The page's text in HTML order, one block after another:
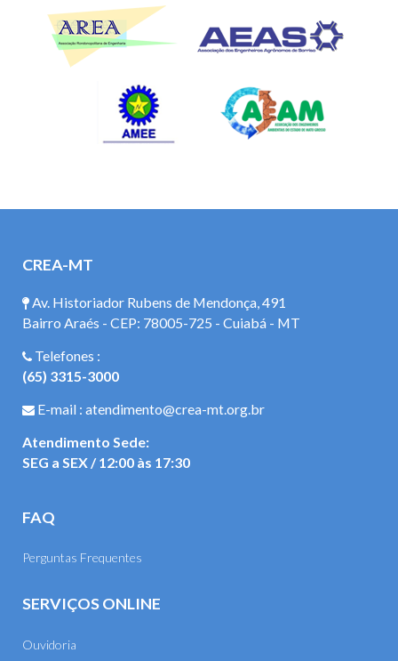
CREA-MT
Av. Historiador Rubens de Mendonça, 491
Bairro Araés - CEP: 78005-725 - Cuiabá - MT
Telefones :
(65) 3315-3000
E-mail : atendimento@crea-mt.org.br
Atendimento Sede:
SEG a SEX / 12:00 às 17:30
FAQ
Perguntas Frequentes
SERVIÇOS ONLINE
Ouvidoria